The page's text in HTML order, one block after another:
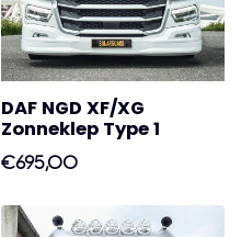
DAF NGD XF/XG
Zonneklep Type 1
€695,00